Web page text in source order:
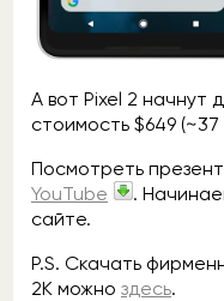
А вот Pixel 2 начнут
стоимость $649 (~37
Посмотреть
YouTube
.
сайте.
P.S. Скачать
2К можно здесь.